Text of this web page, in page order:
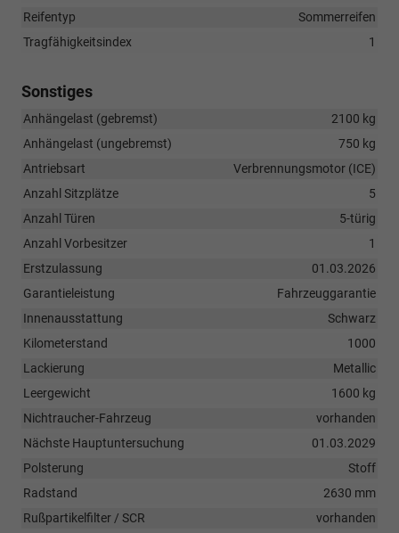
Reifentyp
Sommerreifen
Tragfähigkeitsindex
1
Sonstiges
Anhängelast (gebremst)
2100 kg
Anhängelast (ungebremst)
750 kg
Antriebsart
Verbrennungsmotor (ICE)
Anzahl Sitzplätze
5
Anzahl Türen
5-türig
Anzahl Vorbesitzer
1
Erstzulassung
01.03.2026
Garantieleistung
Fahrzeuggarantie
Innenausstattung
Schwarz
Kilometerstand
1000
Lackierung
Metallic
Leergewicht
1600 kg
Nichtraucher-Fahrzeug
vorhanden
Nächste Hauptuntersuchung
01.03.2029
Polsterung
Stoff
Radstand
2630 mm
Rußpartikelfilter / SCR
vorhanden